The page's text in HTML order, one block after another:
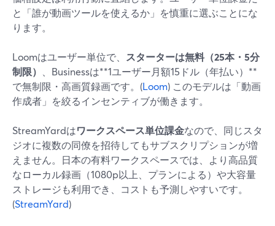
と「誰が動画ツールを使えるか」を慎重に選ぶことにな
ります。
Loomはユーザー単位で、 スターターは無料（25本・5分
制限）
、Businessは**1ユーザー月額15ドル（年払い）**
で無制限・高画質録画です。(Loom) このモデルは「動画
作成者」を絞るインセンティブが働きます。
StreamYardはワークスペース単位課金なので、同じスタ
ジオに複数の同僚を招待してもサブスクリプションが増
えません。日本の有料ワークスペースでは、より高品質
なローカル録画（1080p以上、プランによる）や大容量
ストレージも利用でき、コストも予測しやすいです。
(StreamYard)